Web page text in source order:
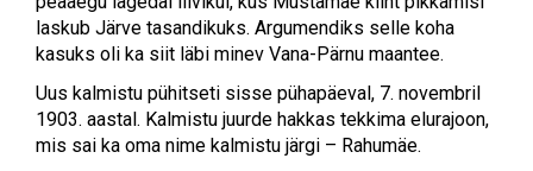
laskub Järve tasandikuks. Argumendiks selle koha
kasuks oli ka siit läbi minev Vana-Pärnu maantee.
Uus kalmistu pühitseti sisse pühapäeval, 7. novembril
1903. aastal. Kalmistu juurde hakkas tekkima elurajoon,
mis sai ka oma nime kalmistu järgi – Rahumäe.